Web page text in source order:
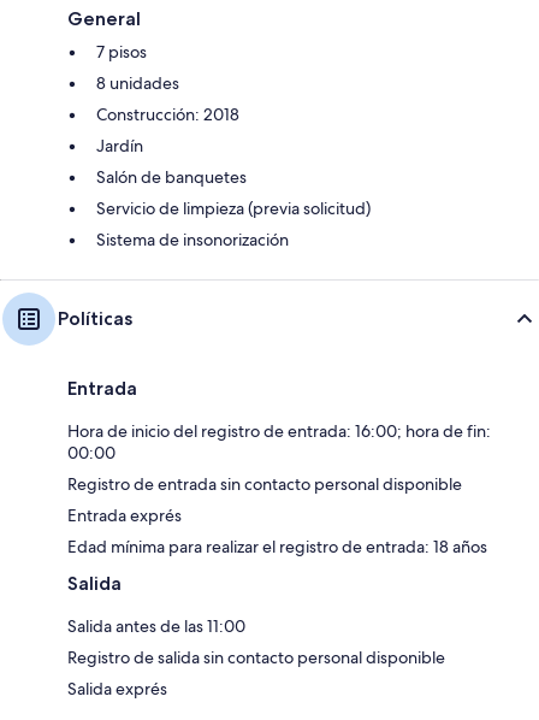
General
7 pisos
8 unidades
Construcción: 2018
Jardín
Salón de banquetes
Servicio de limpieza (previa solicitud)
Sistema de insonorización
Políticas
Entrada
Hora de inicio del registro de entrada: 16:00; hora de fin:
00:00
Registro de entrada sin contacto personal disponible
Entrada exprés
Edad mínima para realizar el registro de entrada: 18 años
Salida
Salida antes de las 11:00
Registro de salida sin contacto personal disponible
Salida exprés